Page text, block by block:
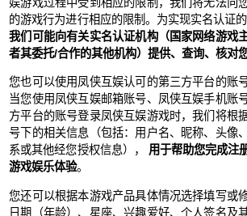
的游戏行为进行相应的限制。为实现实名认证
我们可能向有关实名认证机构（国家网络游戏
者其委托/合作的其他机构）提供、查询、核对
您也可以使用凤侠互娱认可的第三方平台的账
当您使用凤侠互娱邮箱账号、凤侠互娱手机账
方平台的账号登录凤侠互娱游戏时，我们将根
号下的相关信息（包括：用户名、昵称、头像
系或其他经您授权信息）， 用于帮助您完成注
游戏娱乐体验。
您还可以根据本游戏产品具体情况选择填写或
日期（年龄）、星座、兴趣爱好、个人签名及